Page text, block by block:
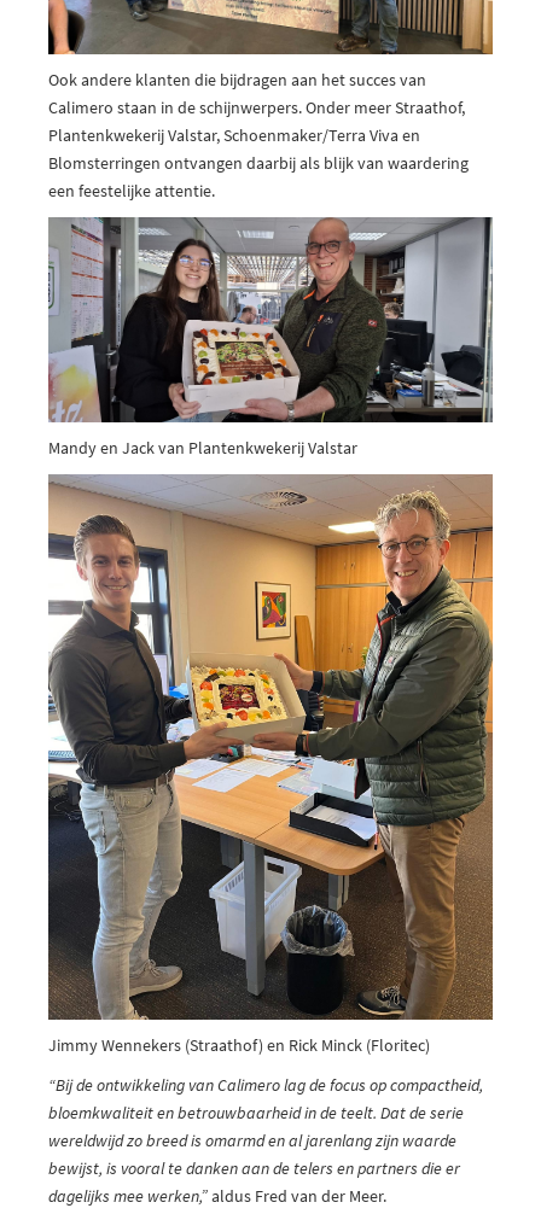
Ook andere klanten die bijdragen aan het succes van
Calimero staan in de schijnwerpers. Onder meer Straathof,
Plantenkwekerij Valstar, Schoenmaker/Terra Viva en
Blomsterringen ontvangen daarbij als blijk van waardering
een feestelijke attentie.
Mandy en Jack van Plantenkwekerij Valstar
Jimmy Wennekers (Straathof) en Rick Minck (Floritec)
“Bij de ontwikkeling van Calimero lag de focus op compactheid,
bloemkwaliteit en betrouwbaarheid in de teelt. Dat de serie
wereldwijd zo breed is omarmd en al jarenlang zijn waarde
bewijst, is vooral te danken aan de telers en partners die er
dagelijks mee werken,”aldus Fred van der Meer.